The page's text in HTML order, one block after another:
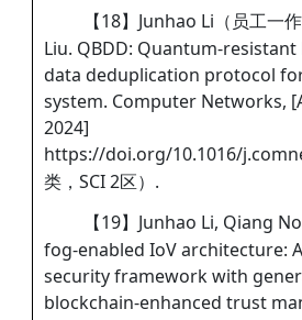
【18】Junhao Li（员工
Liu. QBDD: Quantum-
data deduplication protocol
system. Computer Networks,
2024]
https://doi.org/10.1016/
类，SCI 2区）.
【19】Junhao Li, Qiang
fog-enabled IoV architecture:
security framework with
blockchain-enhanced trust